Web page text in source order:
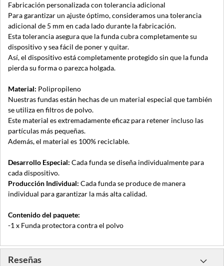
Fabricación personalizada con tolerancia adicional
Para garantizar un ajuste óptimo, consideramos una tolerancia
adicional de 5 mm en cada lado durante la fabricación.
Esta tolerancia asegura que la funda cubra completamente su
dispositivo y sea fácil de poner y quitar.
Así, el dispositivo está completamente protegido sin que la funda
pierda su forma o parezca holgada.
Material: Polipropileno
Nuestras fundas están hechas de un material especial que también
se utiliza en filtros de polvo.
Este material es extremadamente eficaz para retener incluso las
partículas más pequeñas.
Además, el material es 100% reciclable.
Desarrollo Especial: Cada funda se diseña individualmente para
cada dispositivo.
Producción Individual: Cada funda se produce de manera
individual para garantizar la más alta calidad.
Contenido del paquete:
-1 x Funda protectora contra el polvo
Reseñas